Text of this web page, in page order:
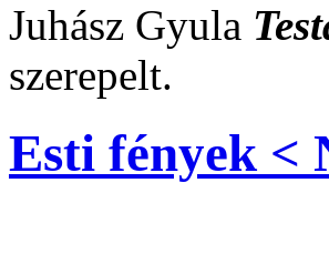
Juhász Gyula
szerepelt.
Esti fények <